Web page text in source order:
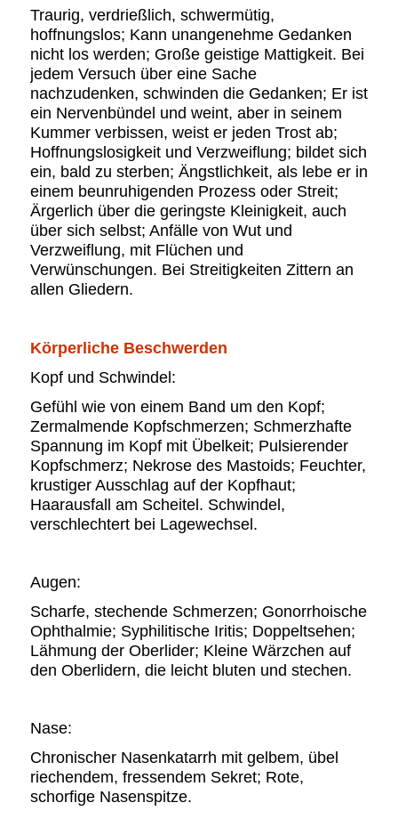
Traurig, verdrießlich, schwermütig,
hoffnungslos; Kann unangenehme Gedanken
nicht los werden; Große geistige Mattigkeit. Bei
jedem Versuch über eine Sache
nachzudenken, schwinden die Gedanken; Er ist
ein Nervenbündel und weint, aber in seinem
Kummer verbissen, weist er jeden Trost ab;
Hoffnungslosigkeit und Verzweiflung; bildet sich
ein, bald zu sterben; Ängstlichkeit, als lebe er in
einem beunruhigenden Prozess oder Streit;
Ärgerlich über die geringste Kleinigkeit, auch
über sich selbst; Anfälle von Wut und
Verzweiflung, mit Flüchen und
Verwünschungen. Bei Streitigkeiten Zittern an
allen Gliedern.
Körperliche Beschwerden
Kopf und Schwindel:
Gefühl wie von einem Band um den Kopf;
Zermalmende Kopfschmerzen; Schmerzhafte
Spannung im Kopf mit Übelkeit; Pulsierender
Kopfschmerz; Nekrose des Mastoids; Feuchter,
krustiger Ausschlag auf der Kopfhaut;
Haarausfall am Scheitel. Schwindel,
verschlechtert bei Lagewechsel.
Augen:
Scharfe, stechende Schmerzen; Gonorrhoische
Ophthalmie; Syphilitische Iritis; Doppeltsehen;
Lähmung der Oberlider; Kleine Wärzchen auf
den Oberlidern, die leicht bluten und stechen.
Nase:
Chronischer Nasenkatarrh mit gelbem, übel
riechendem, fressendem Sekret; Rote,
schorfige Nasenspitze.